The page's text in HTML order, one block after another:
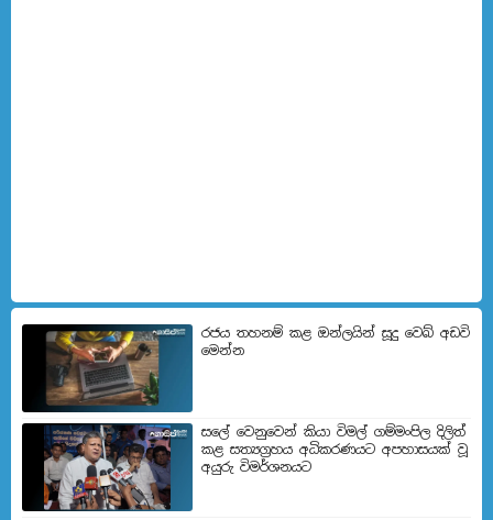
රජය තහනම් කළ ඔන්ලයින් සූදු වෙබ් අඩවි
මෙන්න
සලේ වෙනුවෙන් කියා විමල් ගම්මංපිල දිලිත්
කළ සත්‍යග්‍රහය අධිකරණයට අපහාසයක් වූ
අයුරු විමර්ශනයට